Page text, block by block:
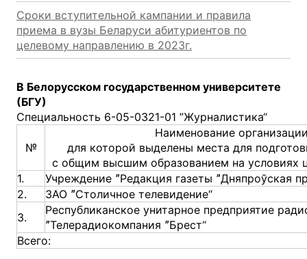
Сроки вступительной кампании и правила
приема в вузы Беларуси абитуриентов по
целевому направлению в 2023г.
В Белорусском государственном университете
(БГУ)
Специальность 6-05-0321-01 ”Журналистика“
№
Наименование
для которой выделены места для
с общим высшим образованием на условиях
1.
Учреждение ˮРедакция газеты ˮДняпроўская
2.
ЗАО ˮСтоличное телевидение“
3.
Республиканское унитарное предприятие
ˮТелерадиокомпания ˮБрест“
Всего: